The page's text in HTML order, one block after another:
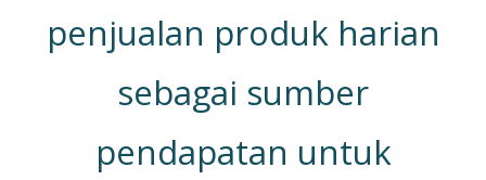
penjualan produk harian
sebagai sumber
pendapatan untuk